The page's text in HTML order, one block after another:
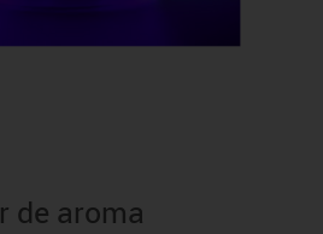
de aroma